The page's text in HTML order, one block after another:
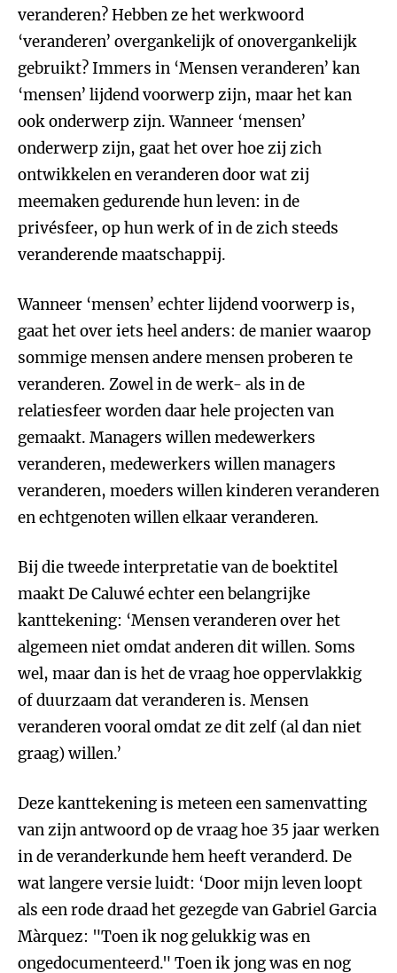
veranderen? Hebben ze het werkwoord
‘veranderen’ overgankelijk of onovergankelijk
gebruikt? Immers in ‘Mensen veranderen’ kan
‘mensen’ lijdend voorwerp zijn, maar het kan
ook onderwerp zijn. Wanneer ‘mensen’
onderwerp zijn, gaat het over hoe zij zich
ontwikkelen en veranderen door wat zij
meemaken gedurende hun leven: in de
privésfeer, op hun werk of in de zich steeds
veranderende maatschappij.
Wanneer ‘mensen’ echter lijdend voorwerp is,
gaat het over iets heel anders: de manier waarop
sommige mensen andere mensen proberen te
veranderen. Zowel in de werk- als in de
relatiesfeer worden daar hele projecten van
gemaakt. Managers willen medewerkers
veranderen, medewerkers willen managers
veranderen, moeders willen kinderen veranderen
en echtgenoten willen elkaar veranderen.
Bij die tweede interpretatie van de boektitel
maakt De Caluwé echter een belangrijke
kanttekening: ‘Mensen veranderen over het
algemeen niet omdat anderen dit willen. Soms
wel, maar dan is het de vraag hoe oppervlakkig
of duurzaam dat veranderen is. Mensen
veranderen vooral omdat ze dit zelf (al dan niet
graag) willen.’
Deze kanttekening is meteen een samenvatting
van zijn antwoord op de vraag hoe 35 jaar werken
in de veranderkunde hem heeft veranderd. De
wat langere versie luidt: ‘Door mijn leven loopt
als een rode draad het gezegde van Gabriel Garcia
Màrquez: "Toen ik nog gelukkig was en
ongedocumenteerd." Toen ik jong was en nog